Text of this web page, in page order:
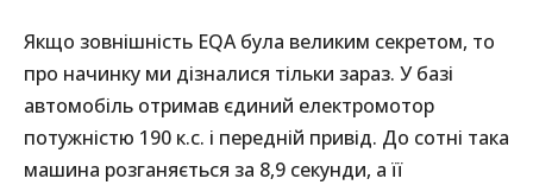
Якщо зовнішність EQA була великим секретом, то
про начинку ми дізналися тільки зараз. У базі
автомобіль отримав єдиний електромотор
потужністю 190 к.с. і передній привід. До сотні така
машина розганяється за 8,9 секунди, а її